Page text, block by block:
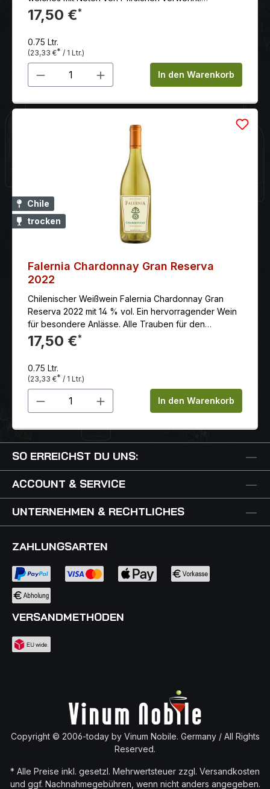
Serviervorschlag: Ausgezeichnet zu Jacobsmuscheln
auf Salatbett. Serviertemperatur: 8.00 °C
öffnen: nein optimal trinkreif: jetzt Weinbearbeitung:
Abbeeren, leichte pressung, temperaturkontrollierte
Gärung mit anschliessender und passender
Verfeinerung über einen Zeitraum von 5 Monaten.
17,50 €*
0.75 Ltr.
(23,33 €* / 1 Ltr.)
Produkt Anzahl: Gib denIn den Warenkorb
Chile
trocken
Falernia Chardonnay Gran Reserva
2022
Chilenischer Weißwein Falernia Chardonnay Gran
Reserva 2022 mit 14 % vol. Ein hervorragender Wein
für besondere Anlässe. Alle Trauben für den
Chardonnay sind handverlesen. Die Frucht ist dabei
durch die dort vorherrschenden kühlen
17,50 €*
0.75 Ltr.
(23,33 €* / 1 Ltr.)
Produkt Anzahl: Gib denIn den Warenkorb
SO ERREICHST DU UNS:
ACCOUNT & SERVICE
UNTERNEHMEN & RECHTLICHES
ZAHLUNGSARTEN
VERSANDMETHODEN
Copyright © 2006-today by Vinum Nobile. Germany / All Rights
Reserved.
* Alle Preise inkl. gesetzl. Mehrwertsteuer zzgl. Versandkosten
und ggf. Nachnahmegebühren, wenn nicht anders angegeben.